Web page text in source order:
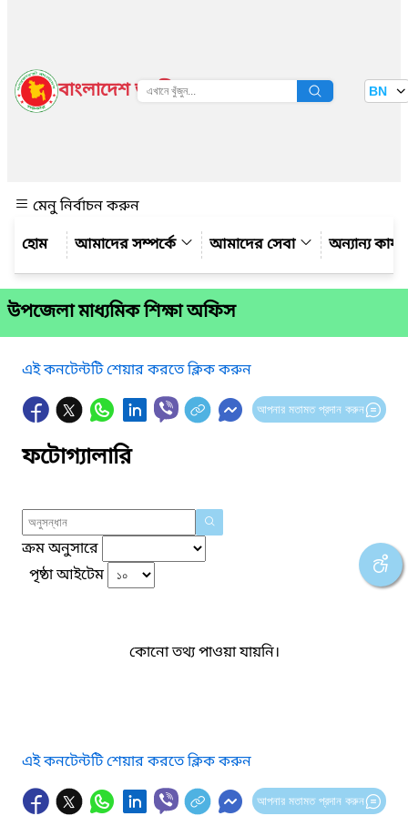
বাংলাদেশ জাতীয় তথ্য বাতায়ন BN
মেনু নির্বাচন করুন
আমাদের সম্পর্কে
আমাদের সেবা অন্যান্য
উপজেলা মাধ্যমিক শিক্ষা অফিস
এই কনটেন্টটি শেয়ার করতে ক্লিক করুন
আপনার মতামত প্রদান করুন
ফটোগ্যালারি
ক্রম অনুসারে
পৃষ্ঠা আইটেম
কোনো তথ্য পাওয়া যায়নি।
এই কনটেন্টটি শেয়ার করতে ক্লিক করুন
আপনার মতামত প্রদান করুন